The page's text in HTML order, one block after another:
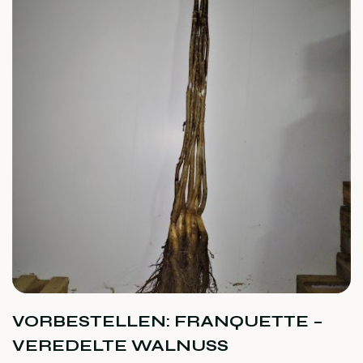
VORBESTELLEN: FRANQUETTE –
VEREDELTE WALNUSS